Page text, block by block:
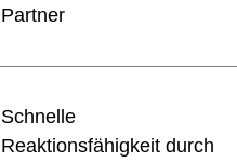
Partner
Schnelle
Reaktionsfähigkeit durch